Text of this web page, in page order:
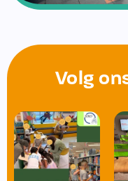
Volg